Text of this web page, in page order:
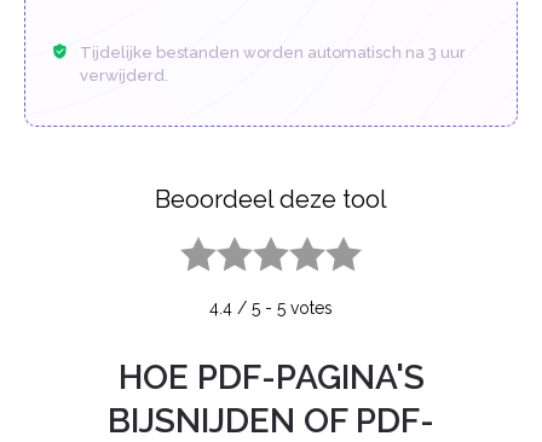
Tijdelijke bestanden worden automatisch na 3 uur
verwijderd.
Beoordeel deze tool
4.4 / 5 - 5 votes
HOE PDF-PAGINA'S
BIJSNIJDEN OF PDF-